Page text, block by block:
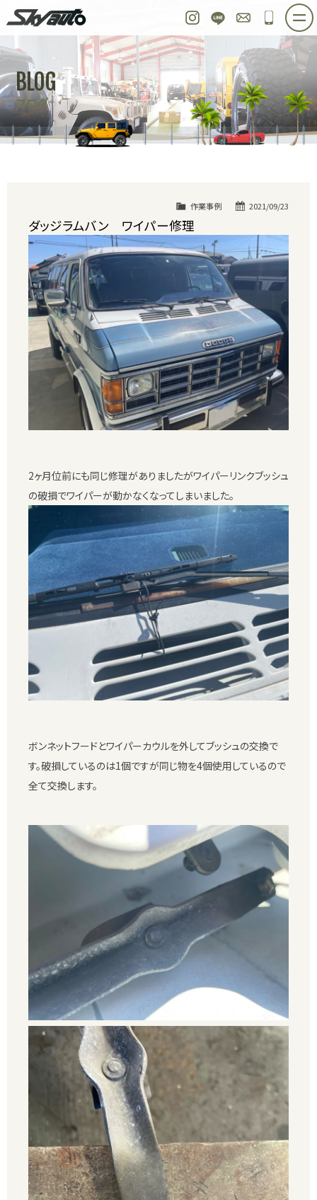
Instagram
LINE お問い合わせ
048-
ホーム 在庫車情報 ご購入プラン
整備作業実例 パーツ販売 買取＆オーダー
店舗紹介 工場紹介 会社概要
スタッフ紹介 求人情報 公式ブログ
BLOG
ブログ
2021/09/23
作業事例
ダッジラムバン ワイパー修理
2ヶ月位前にも同じ修理がありましたがワイパーリンクブッシュ
の破損でワイパーが動かなくなってしまいました。
ボンネットフードとワイパーカウルを外してブッシュの交換で
す。破損しているのは1個ですが同じ物を4個使用しているので
全て交換します。